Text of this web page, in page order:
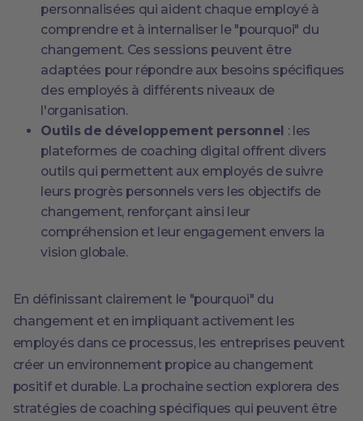
personnalisées qui aident chaque employé à
comprendre et à internaliser le "pourquoi" du
changement. Ces sessions peuvent être
adaptées pour répondre aux besoins spécifiques
des employés à différents niveaux de
l'organisation.
Outils de développement personnel : les
plateformes de coaching digital offrent divers
outils qui permettent aux employés de suivre
leurs progrès personnels vers les objectifs de
changement, renforçant ainsi leur
compréhension et leur engagement envers la
vision globale.
En définissant clairement le "pourquoi" du
changement et en impliquant activement les
employés dans ce processus, les entreprises peuvent
créer un environnement propice au changement
positif et durable. La prochaine section explorera des
stratégies de coaching spécifiques qui peuvent être